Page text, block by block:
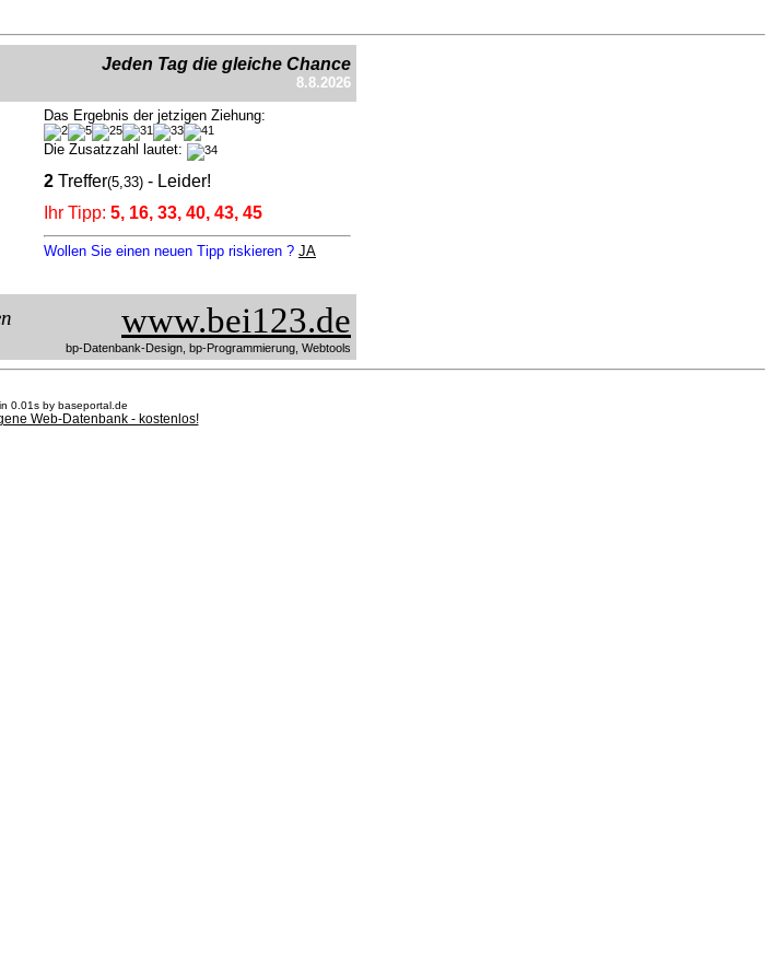
Jeden Tag die gleiche Chance
8.8.2026
Das Ergebnis der jetzigen Ziehung:
Die Zusatzzahl lautet:
2 Treffer(5,33) - Leider!
Ihr Tipp: 5, 16, 33, 40, 43, 45
Wollen Sie einen neuen Tipp riskieren ? JA
www.bei123.de
bp-Datenbank-Design, bp-Programmierung, Webtools
0.01s by baseportal.de
Web-Datenbank - kostenlos!